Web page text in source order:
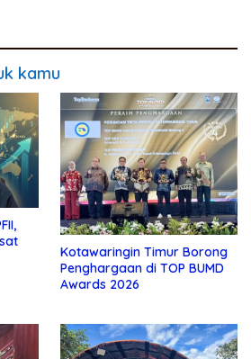
kamu
Kotawaringin Timur Borong
Penghargaan di TOP BUMD
Awards 2026